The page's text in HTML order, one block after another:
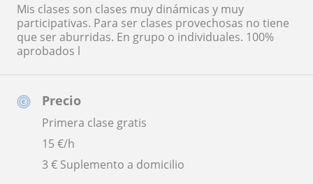
Precio
Primera clase gratis
15€/h
3 € Suplemento a domicilio
Mis clases son clases muy dinámicas y muy
participativas. Para ser clases provechosas no tiene
que ser aburridas. En grupo o individuales. 100%
aprobados l